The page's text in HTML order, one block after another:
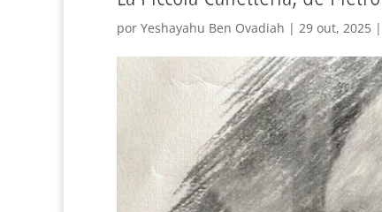
por Yeshayahu Ben Ovadiah | 29 out, 2025 |